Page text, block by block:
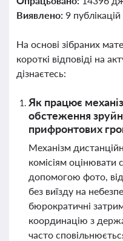
Виявлено: 9 публікацій
На основі зібраних
короткі відповіді на
дізнаєтесь:
Як працює
обстеження
прифронтових
Механізм
комісіям оцінювати
допомогою фото,
без виїзду на
бюрократичні
координацію з
часто